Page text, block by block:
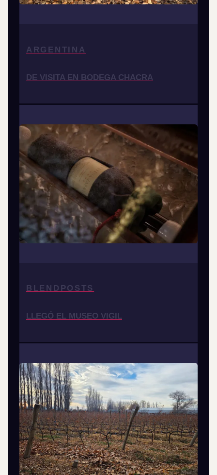
ARGENTINA
DE VISITA EN BODEGA CHACRA
BLENDPOSTS
LLEGÓ EL MUSEO VIGIL